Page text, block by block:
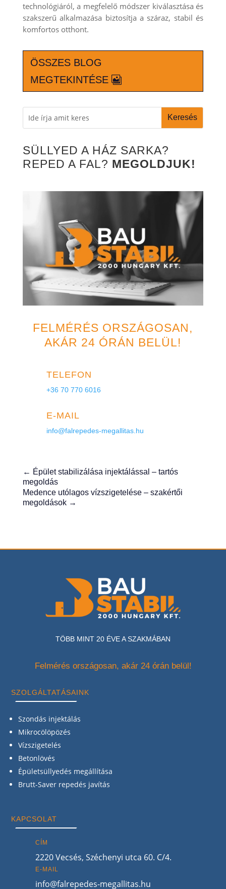
technológiáról, a megfelelő módszer kiválasztása és
szakszerű alkalmazása biztosítja a száraz, stabil és
komfortos otthont.
ÖSSZES BLOG
MEGTEKINTÉSE
SÜLLYED A HÁZ SARKA?
REPED A FAL? MEGOLDJUK!
FELMÉRÉS ORSZÁGOSAN,
AKÁR 24 ÓRÁN BELÜL!
TELEFON
+36 70 770 6016
E-MAIL
info@falrepedes-megallitas.hu
← Épület stabilizálása injektálással – tartós
megoldás
Medence utólagos vízszigetelése – szakértői
megoldások→
TÖBB MINT 20 ÉVE A SZAKMÁBAN
Felmérés országosan, akár 24 órán belül!
SZOLGÁLTATÁSAINK
Szondás injektálás
Mikrocölöpözés
Vízszigetelés
Betonlövés
Épületsüllyedés megállítása
Brutt-Saver repedés javítás
KAPCSOLAT
CÍM
2220 Vecsés, Széchenyi utca 60. C/4.
E-MAIL
info@falrepedes-megallitas.hu